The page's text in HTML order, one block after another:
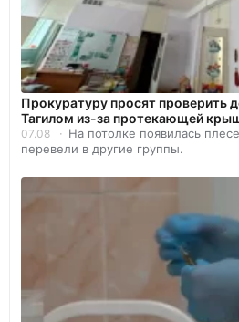
Прокуратуру просят проверить
Тагилом из-за протекающей
07.08
На потолке появилась
перевели в другие группы.